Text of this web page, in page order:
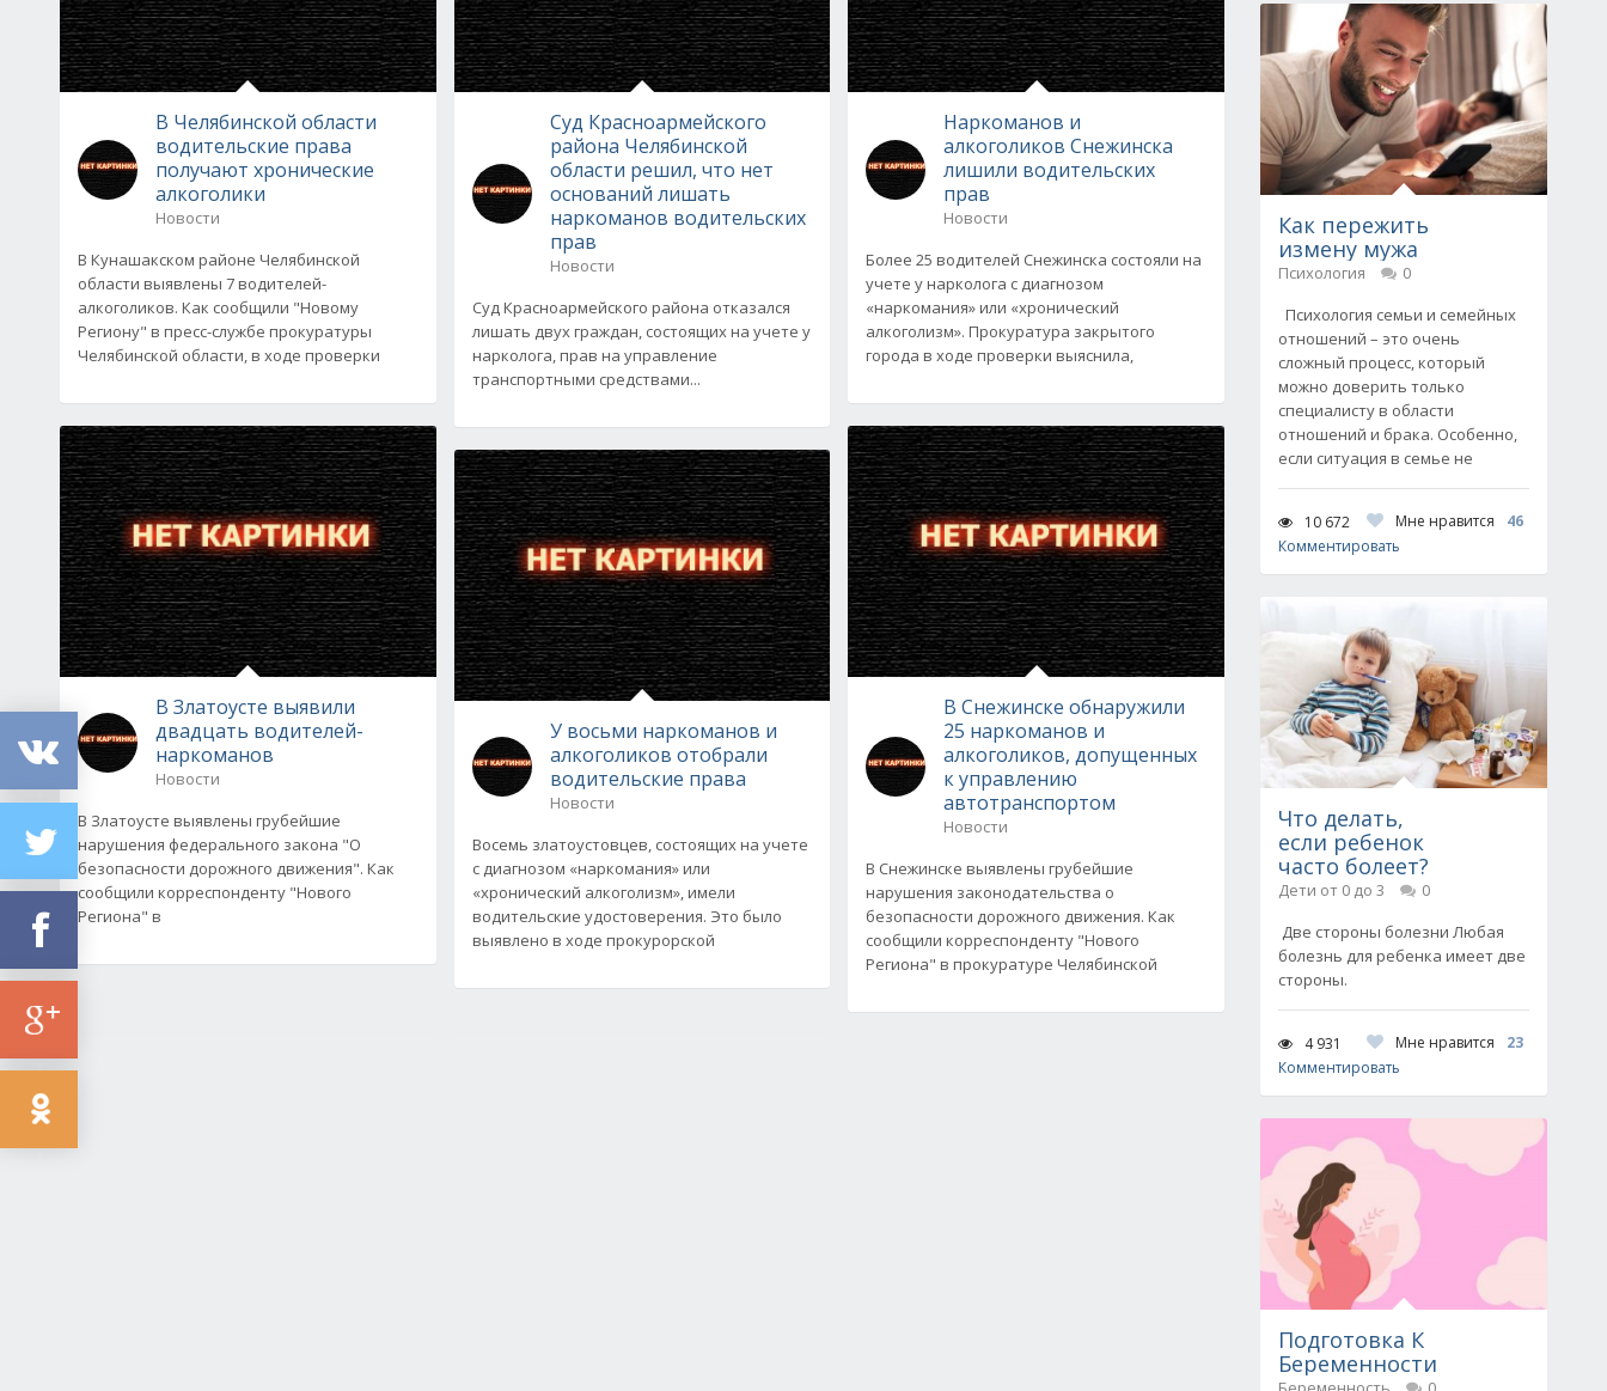
В Челябинской области
водительские права
получают хронические
алкоголики
Новости
В Кунашакском районе Челябинской
области выявлены 7 водителей-
алкоголиков. Как сообщили "Новому
Региону" в пресс-службе прокуратуры
Челябинской области, в ходе проверки
В Златоусте выявили
двадцать водителей-
наркоманов
Новости
В Златоусте выявлены грубейшие
нарушения федерального закона "О
безопасности дорожного движения". Как
сообщили корреспонденту "Нового
Региона" в
Суд Красноармейского
района Челябинской
области решил, что нет
оснований лишать
наркоманов водительских
прав
Новости
Суд Красноармейского района отказался
лишать двух граждан, состоящих на учете у
нарколога, прав на управление
транспортными средствами...
У восьми наркоманов и
алкоголиков отобрали
водительские права
Новости
Восемь златоустовцев, состоящих на учете
с диагнозом «наркомания» или
«хронический алкоголизм», имели
водительские удостоверения. Это было
выявлено в ходе прокурорской
Наркоманов и
алкоголиков Снежинска
лишили водительских
прав
Новости
Более 25 водителей Снежинска состояли на
учете у нарколога с диагнозом
«наркомания» или «хронический
алкоголизм». Прокуратура закрытого
города в ходе проверки выяснила,
В Снежинске обнаружили
25 наркоманов и
алкоголиков, допущенных
к управлению
автотранспортом
Новости
В Снежинске выявлены грубейшие
нарушения законодательства о
безопасности дорожного движения. Как
сообщили корреспонденту "Нового
Региона" в прокуратуре Челябинской
Как пережить
измену мужа
Психология
0
Психология семьи и семейных
отношений – это очень
сложный процесс, который
можно доверить только
специалисту в области
отношений и брака. Особенно,
если ситуация в семье не
10 672 Мне нравится
46
Комментировать
Что делать,
если ребенок
часто болеет?
Дети от 0 до 3
0
Две стороны болезни Любая
болезнь для ребенка имеет две
стороны.
4 931 Мне нравится
23
Комментировать
Подготовка К
Беременности